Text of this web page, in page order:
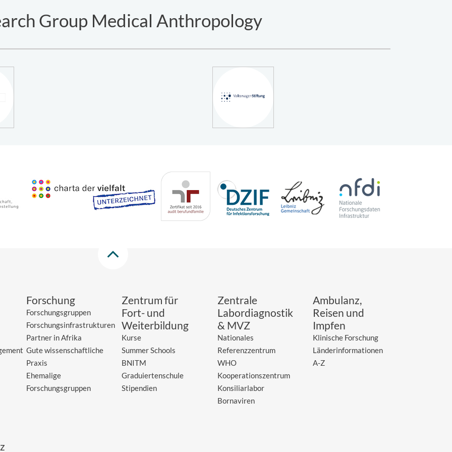
Group Medical Anthropology
Forschung
Forschungsgruppen
Forschungsinfrastrukturen
Partner in Afrika
Gute wissenschaftliche
Praxis
Ehemalige
Forschungsgruppen
Zentrum für
Fort- und
Weiterbildung
Kurse
Summer Schools
BNITM
Graduiertenschule
Stipendien
Zentrale
Labordiagnostik
& MVZ
Nationales
Referenzzentrum
WHO
Kooperationszentrum
Konsiliarlabor
Bornaviren
Ambulanz,
Reisen und
Impfen
Klinische Forschung
Länderinformationen
A-Z